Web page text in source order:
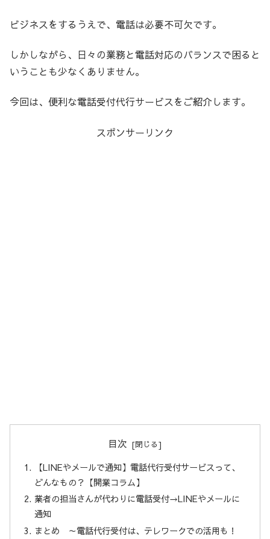
ビジネスをするうえで、電話は必要不可欠です。
しかしながら、日々の業務と電話対応のバランスで困ると
いうことも少なくありません。
今回は、便利な電話受付代行サービスをご紹介します。
スポンサーリンク
目次
【LINEやメールで通知】電話代行受付サービスって、
どんなもの？【開業コラム】
業者の担当さんが代わりに電話受付→LINEやメールに
通知
まとめ ～電話代行受付は、テレワークでの活用も！